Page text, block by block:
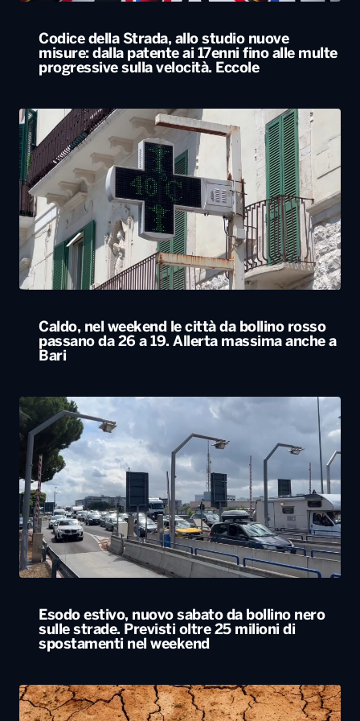
Codice della Strada, allo studio nuove
misure: dalla patente ai 17enni fino alle multe
progressive sulla velocità. Eccole
Caldo, nel weekend le città da bollino rosso
passano da 26 a 19. Allerta massima anche a
Bari
Esodo estivo, nuovo sabato da bollino nero
sulle strade. Previsti oltre 25 milioni di
spostamenti nel weekend